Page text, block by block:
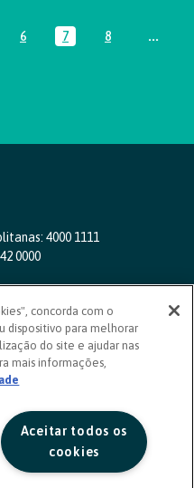
intermediárias Usar ABA
Página
6 Página
7 Página
8 ...
4000 1111
0000
sexta, das 8h às 20h)
fala
concorda com o
dispositivo para melhorar
do site e ajudar nas
mais informações,
Aceitar todos os
cookies